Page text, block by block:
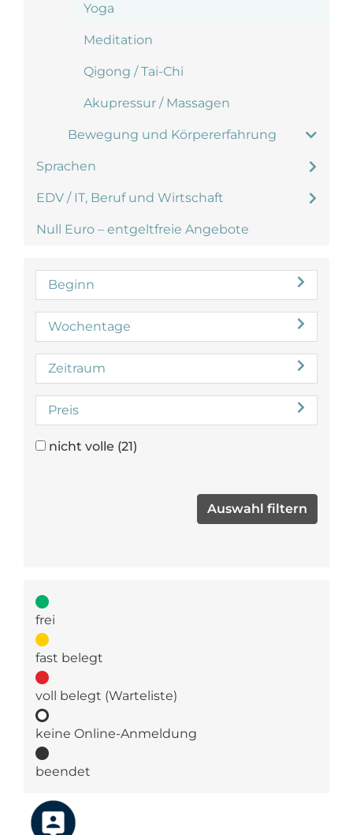
Yoga
Meditation
Qigong / Tai-Chi
Akupressur / Massagen
Bewegung und Körpererfahrung
Sprachen
EDV / IT, Beruf und Wirtschaft
Null Euro – entgeltfreie Angebote
Beginn
Wochentage
Zeitraum
Preis
nicht volle (21)
frei
fast belegt
voll belegt (Warteliste)
keine Online-Anmeldung
beendet